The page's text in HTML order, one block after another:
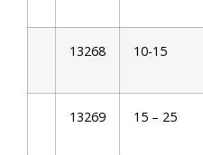
13268 10-15
13269 15 – 25